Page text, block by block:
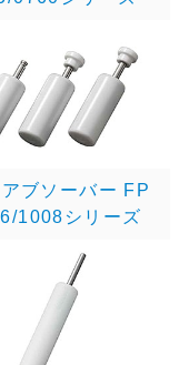
ブソーバー FP
1008シリーズ